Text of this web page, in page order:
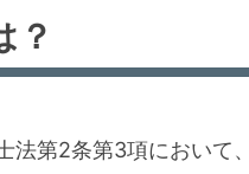
？
法第2条第3項において